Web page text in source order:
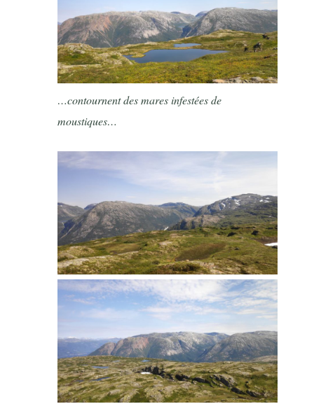
…contournent des mares infestées de
moustiques…